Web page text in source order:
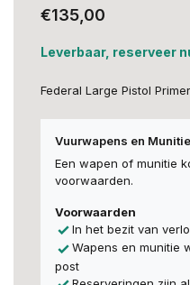
€135,00
Leverbaar, reserveer
Federal Large Pistol
Vuurwapens en Munitie
Een wapen of munitie
voorwaarden.
Voorwaarden
In het bezit van
Wapens en munitie
post